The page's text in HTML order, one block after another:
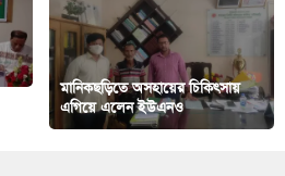
মানিকছড়িতে অসহায়ের চিকিৎসায়
এগিয়ে এলেন ইউএনও